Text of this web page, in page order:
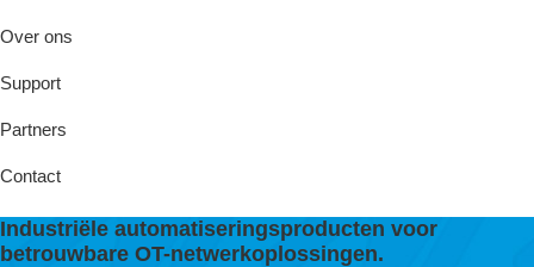
Over ons
Support
Partners
Contact
Industriële automatiseringsproducten voor
betrouwbare OT-netwerkoplossingen.